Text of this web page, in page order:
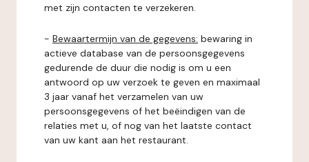
met zijn contacten te verzekeren.
- Bewaartermijn van de gegevens: bewaring in
actieve database van de persoonsgegevens
gedurende de duur die nodig is om u een
antwoord op uw verzoek te geven en maximaal
3 jaar vanaf het verzamelen van uw
persoonsgegevens of het beëindigen van de
relaties met u, of nog van het laatste contact
van uw kant aan het restaurant.